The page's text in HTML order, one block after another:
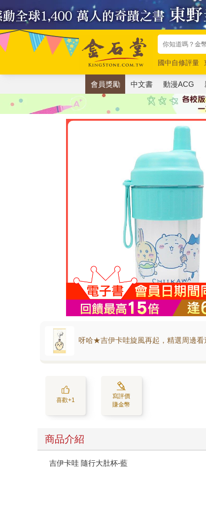
國中自修評量
唯紅花綻放
奧
會員獎勵 中文書 動漫ACG
呀哈★吉伊卡哇旋風再起，精選周邊看
喜歡+1
寫評價
賺金幣
商品介紹
吉伊卡哇 隨行大肚杯-藍